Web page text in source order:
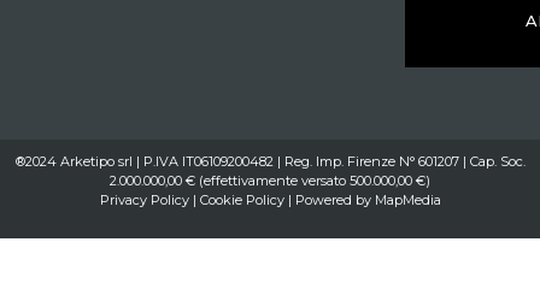
®2024 Arketipo srl | P.IVA IT06109200482 | Reg. Imp. Firenze N° 601207 | Cap. Soc.
2.000.000,00 € (effettivamente versato 500.000,00 €)
Privacy Policy| Cookie Policy| Powered by MapMedia